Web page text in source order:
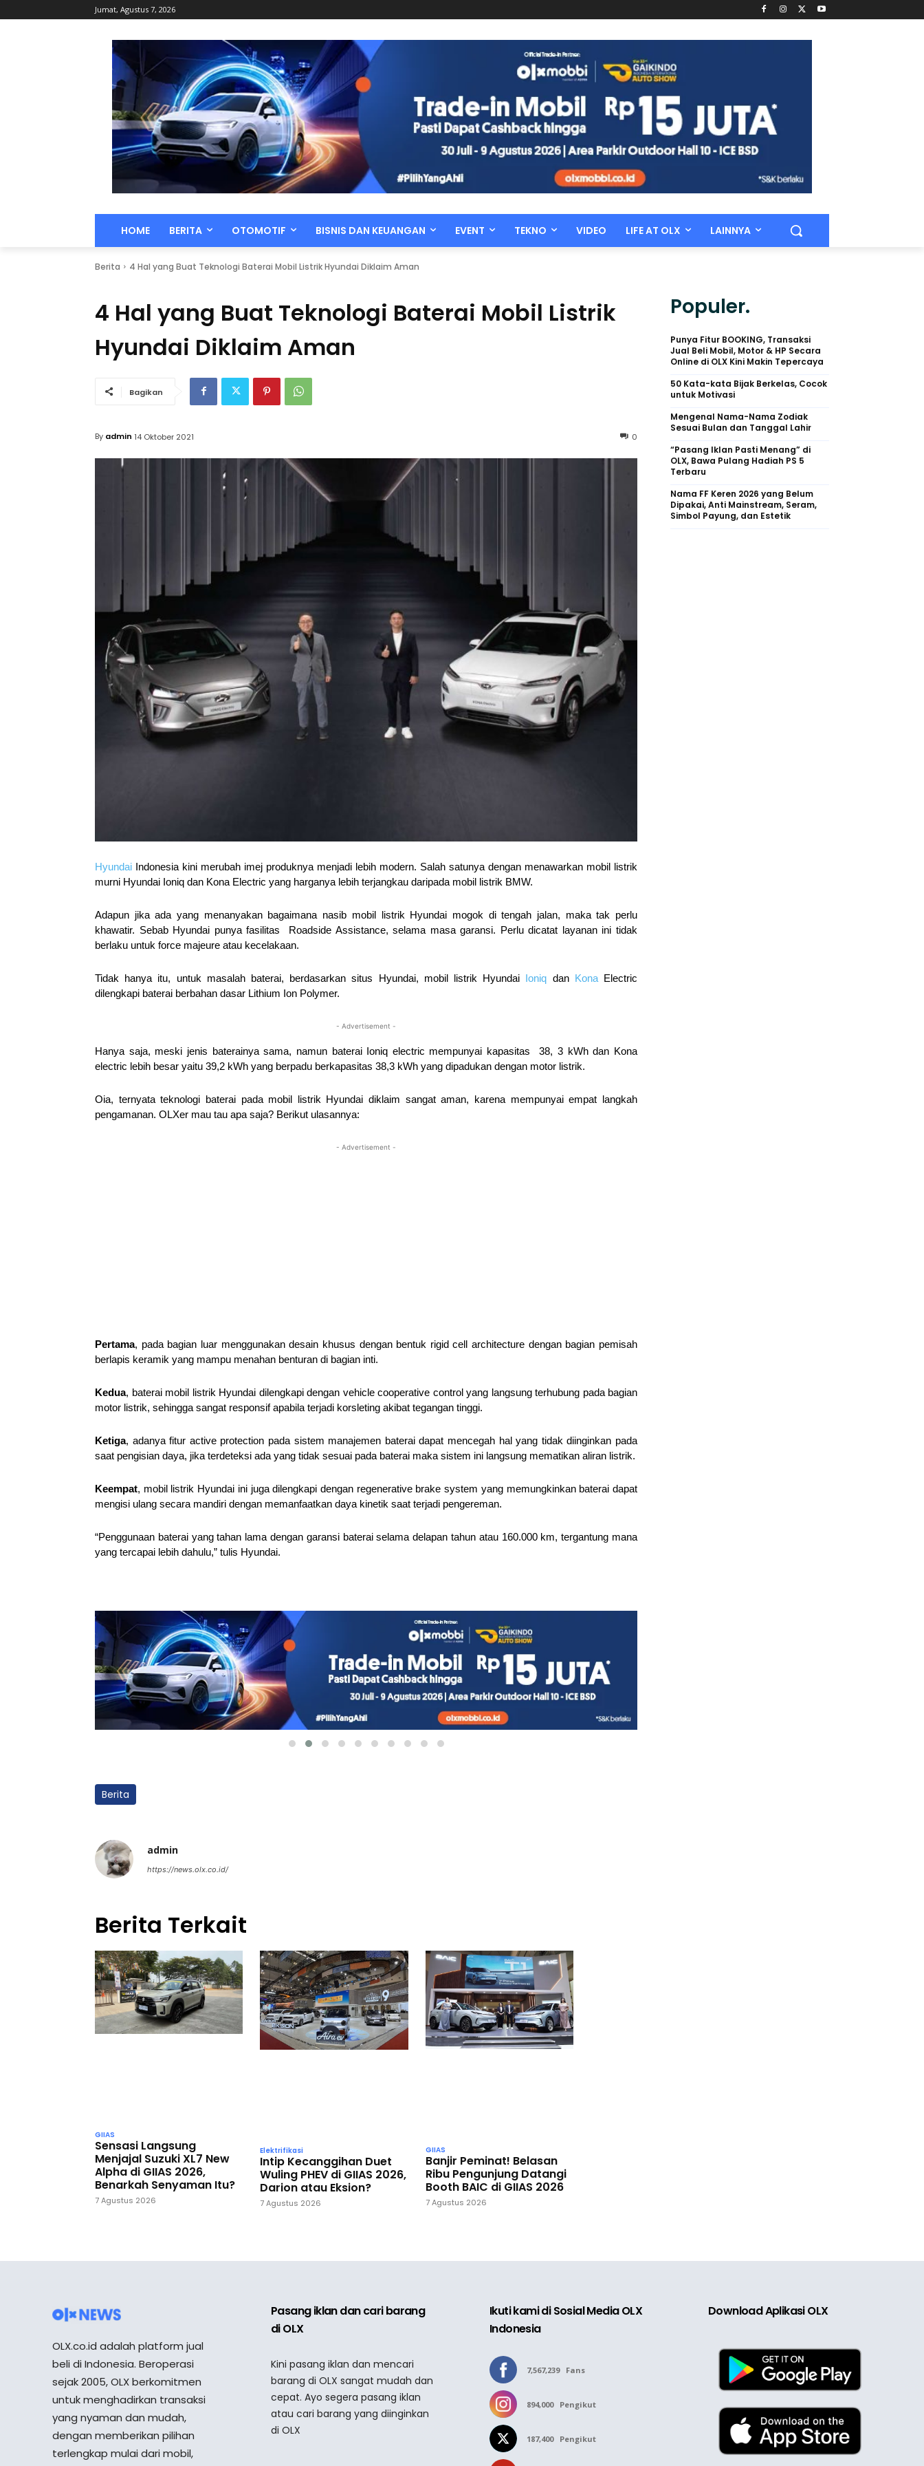
Jumat, Agustus 7, 2026
HOME BERITA OTOMOTIF BISNIS DAN KEUANGAN EVENT TEKNO VIDEO LIFE AT OLX LAINNYA
Berita 4 Hal yang Buat Teknologi Baterai Mobil Listrik Hyundai Diklaim Aman
4 Hal yang Buat Teknologi Baterai Mobil Listrik
Hyundai Diklaim Aman
Bagikan
0
By admin 14 Oktober 2021
Hyundai Indonesia kini merubah imej produknya menjadi lebih modern. Salah satunya dengan menawarkan mobil listrik
murni Hyundai Ioniq dan Kona Electric yang harganya lebih terjangkau daripada mobil listrik BMW.
Adapun jika ada yang menanyakan bagaimana nasib mobil listrik Hyundai mogok di tengah jalan, maka tak perlu
khawatir. Sebab Hyundai punya fasilitas Roadside Assistance, selama masa garansi. Perlu dicatat layanan ini tidak
berlaku untuk force majeure atau kecelakaan.
Tidak hanya itu, untuk masalah baterai, berdasarkan situs Hyundai, mobil listrik Hyundai Ioniq dan Kona Electric
dilengkapi baterai berbahan dasar Lithium Ion Polymer.
- Advertisement -
Hanya saja, meski jenis baterainya sama, namun baterai Ioniq electric mempunyai kapasitas 38, 3 kWh dan Kona
electric lebih besar yaitu 39,2 kWh yang berpadu berkapasitas 38,3 kWh yang dipadukan dengan motor listrik.
Oia, ternyata teknologi baterai pada mobil listrik Hyundai diklaim sangat aman, karena mempunyai empat langkah
pengamanan. OLXer mau tau apa saja? Berikut ulasannya:
- Advertisement -
Pertama, pada bagian luar menggunakan desain khusus dengan bentuk rigid cell architecture dengan bagian pemisah
berlapis keramik yang mampu menahan benturan di bagian inti.
Kedua, baterai mobil listrik Hyundai dilengkapi dengan vehicle cooperative control yang langsung terhubung pada bagian
motor listrik, sehingga sangat responsif apabila terjadi korsleting akibat tegangan tinggi.
Ketiga, adanya fitur active protection pada sistem manajemen baterai dapat mencegah hal yang tidak diinginkan pada
saat pengisian daya, jika terdeteksi ada yang tidak sesuai pada baterai maka sistem ini langsung mematikan aliran listrik.
Keempat, mobil listrik Hyundai ini juga dilengkapi dengan regenerative brake system yang memungkinkan baterai dapat
mengisi ulang secara mandiri dengan memanfaatkan daya kinetik saat terjadi pengereman.
“Penggunaan baterai yang tahan lama dengan garansi baterai selama delapan tahun atau 160.000 km, tergantung mana
yang tercapai lebih dahulu,” tulis Hyundai.
Populer.
Punya Fitur BOOKING, Transaksi
Jual Beli Mobil, Motor & HP Secara
Online di OLX Kini Makin Tepercaya
50 Kata-kata Bijak Berkelas, Cocok
untuk Motivasi
Mengenal Nama-Nama Zodiak
Sesuai Bulan dan Tanggal Lahir
“Pasang Iklan Pasti Menang” di
OLX, Bawa Pulang Hadiah PS 5
Terbaru
Nama FF Keren 2026 yang Belum
Dipakai, Anti Mainstream, Seram,
Simbol Payung, dan Estetik
Berita
admin
https://news.olx.co.id/
Berita Terkait
GIIAS
Sensasi Langsung
Menjajal Suzuki XL7 New
Alpha di GIIAS 2026,
Benarkah Senyaman Itu?
7 Agustus 2026
Elektrifikasi
Intip Kecanggihan Duet
Wuling PHEV di GIIAS 2026,
Darion atau Eksion?
7 Agustus 2026
GIIAS
Banjir Peminat! Belasan
Ribu Pengunjung Datangi
Booth BAIC di GIIAS 2026
7 Agustus 2026
OLX.co.id adalah platform jual
beli di Indonesia. Beroperasi
sejak 2005, OLX berkomitmen
untuk menghadirkan transaksi
yang nyaman dan mudah,
dengan memberikan pilihan
terlengkap mulai dari mobil,
Pasang iklan dan cari barang
di OLX
Kini pasang iklan dan mencari
barang di OLX sangat mudah dan
cepat. Ayo segera pasang iklan
atau cari barang yang diinginkan
di OLX
Ikuti kami di Sosial Media OLX
Indonesia
7,567,239 Fans
894,000 Pengikut
187,400 Pengikut
Download Aplikasi OLX